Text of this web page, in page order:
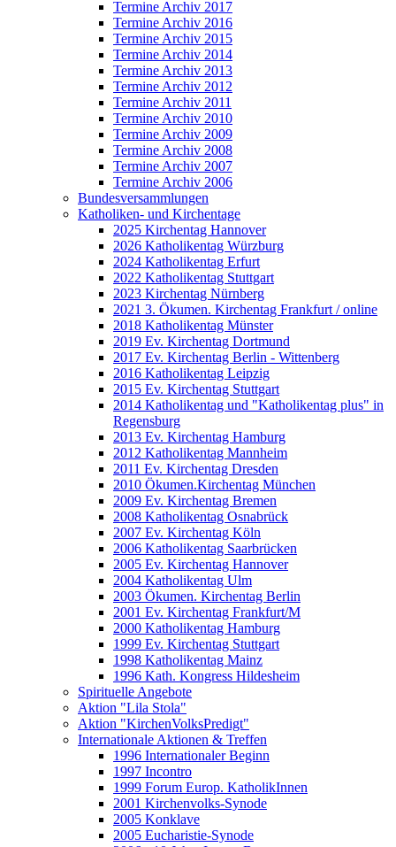
Termine Archiv 2017
Termine Archiv 2016
Termine Archiv 2015
Termine Archiv 2014
Termine Archiv 2013
Termine Archiv 2012
Termine Archiv 2011
Termine Archiv 2010
Termine Archiv 2009
Termine Archiv 2008
Termine Archiv 2007
Termine Archiv 2006
Bundesversammlungen
Katholiken- und Kirchentage
2025 Kirchentag Hannover
2026 Katholikentag Würzburg
2024 Katholikentag Erfurt
2022 Katholikentag Stuttgart
2023 Kirchentag Nürnberg
2021 3. Ökumen. Kirchentag Frankfurt / online
2018 Katholikentag Münster
2019 Ev. Kirchentag Dortmund
2017 Ev. Kirchentag Berlin - Wittenberg
2016 Katholikentag Leipzig
2015 Ev. Kirchentag Stuttgart
2014 Katholikentag und "Katholikentag plus" in
Regensburg
2013 Ev. Kirchentag Hamburg
2012 Katholikentag Mannheim
2011 Ev. Kirchentag Dresden
2010 Ökumen.Kirchentag München
2009 Ev. Kirchentag Bremen
2008 Katholikentag Osnabrück
2007 Ev. Kirchentag Köln
2006 Katholikentag Saarbrücken
2005 Ev. Kirchentag Hannover
2004 Katholikentag Ulm
2003 Ökumen. Kirchentag Berlin
2001 Ev. Kirchentag Frankfurt/M
2000 Katholikentag Hamburg
1999 Ev. Kirchentag Stuttgart
1998 Katholikentag Mainz
1996 Kath. Kongress Hildesheim
Spirituelle Angebote
Aktion "Lila Stola"
Aktion "KirchenVolksPredigt"
Internationale Aktionen & Treffen
1996 Internationaler Beginn
1997 Incontro
1999 Forum Europ. KatholikInnen
2001 Kirchenvolks-Synode
2005 Konklave
2005 Eucharistie-Synode